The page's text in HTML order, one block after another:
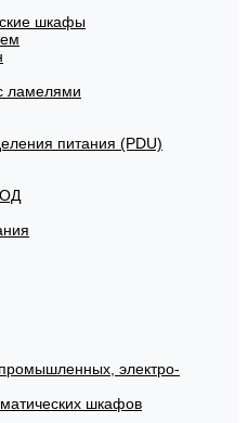
шкафы
ламелями
питания (PDU)
электро-
шкафов